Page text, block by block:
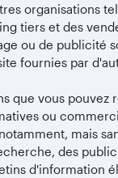
organisations
tiers et des
ou de publicité
fournies par
que vous pouvez
ou
mais
des
d'information